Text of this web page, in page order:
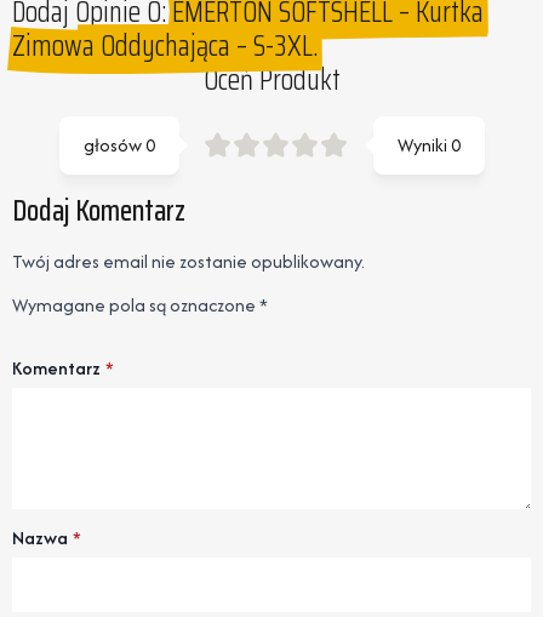
Dodaj Opinie O:EMERTON SOFTSHELL – Kurtka
Zimowa Oddychająca – S-3XL.
Oceń Produkt
Wyniki0
głosów0
Dodaj Komentarz
Twój adres email nie zostanie opublikowany.
Wymagane pola są oznaczone*
Komentarz *
Nazwa *